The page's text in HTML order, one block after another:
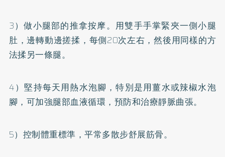
3）做小腿部的推拿按摩。用雙手手掌緊夾一側小腿
肚，邊轉動邊搓揉，每側20次左右，然後用同樣的方
法揉另一條腿。
4）堅持每天用熱水泡腳，特別是用薑水或辣椒水泡
腳，可加強腿部血液循環，預防和治療靜脈曲張。
5）控制體重標準，平常多散步舒展筋骨。